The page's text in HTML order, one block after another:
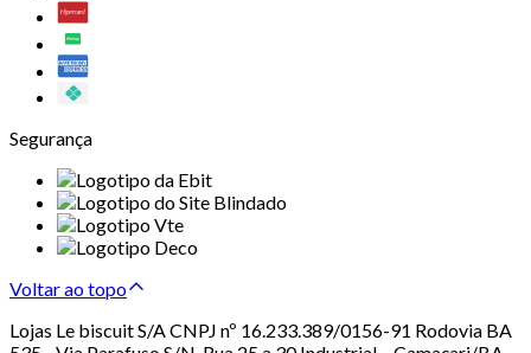
Segurança
Voltar ao topo
Lojas Le biscuit S/A CNPJ nº 16.233.389/0156-91 Rodovia BA